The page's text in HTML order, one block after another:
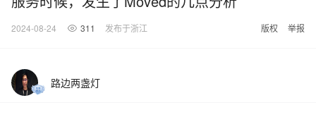
2024-08-24 311 发布于浙江 版权 举报
路边两盏灯